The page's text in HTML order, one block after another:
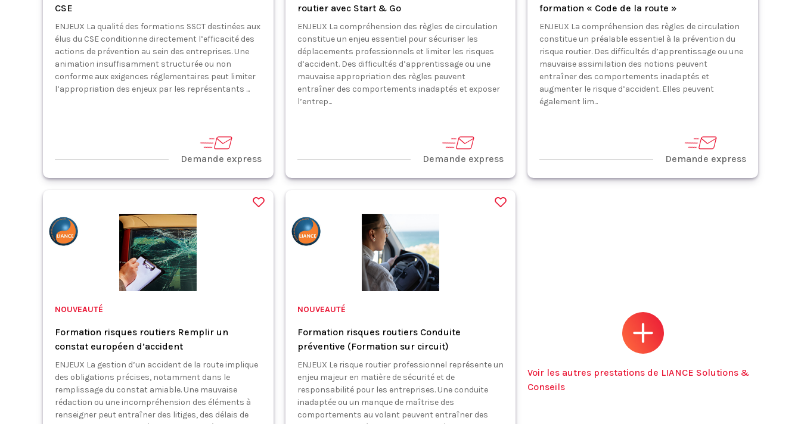
CSE
ENJEUX La qualité des formations SSCT destinées aux
élus du CSE conditionne directement l’efficacité des
actions de prévention au sein des entreprises. Une
animation insuffisamment structurée ou non
conforme aux exigences réglementaires peut limiter
l’appropriation des enjeux par les représentants ...
Demande express
routier avec Start & Go
ENJEUX La compréhension des règles de circulation
constitue un enjeu essentiel pour sécuriser les
déplacements professionnels et limiter les risques
d’accident. Des difficultés d’apprentissage ou une
mauvaise appropriation des règles peuvent
entraîner des comportements inadaptés et exposer
l’entrep...
Demande express
formation « Code de la route »
ENJEUX La compréhension des règles de circulation
constitue un préalable essentiel à la prévention du
risque routier. Des difficultés d’apprentissage ou une
mauvaise assimilation des notions peuvent
entraîner des comportements inadaptés et
augmenter le risque d’accident. Elles peuvent
également lim...
Demande express
NOUVEAUTÉ
Formation risques routiers Remplir un
constat européen d’accident
ENJEUX La gestion d’un accident de la route implique
des obligations précises, notamment dans le
remplissage du constat amiable. Une mauvaise
rédaction ou une incompréhension des éléments à
renseigner peut entraîner des litiges, des délais de
NOUVEAUTÉ
Formation risques routiers Conduite
préventive (Formation sur circuit)
ENJEUX Le risque routier professionnel représente un
enjeu majeur en matière de sécurité et de
responsabilité pour les entreprises. Une conduite
inadaptée ou un manque de maîtrise des
comportements au volant peuvent entraîner des
Voir les autres prestations de LIANCE Solutions &
Conseils